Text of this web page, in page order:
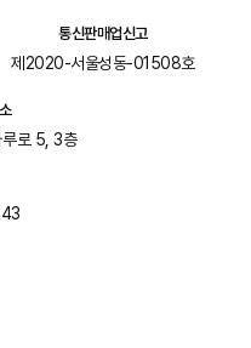
통신판매업신고
제2020-서울성동-01508호
루로 5, 3층